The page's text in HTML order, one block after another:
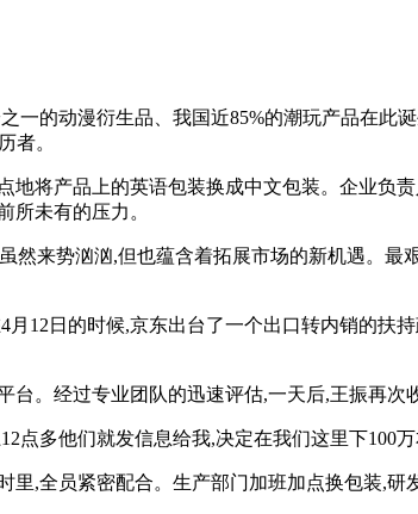
一的动漫衍生品、我国近85%的潮玩产品在
者。
将产品上的英语包装换成中文包装。企业负
所未有的压力。
然来势汹汹,但也蕴含着拓展市场的新机遇。
12日的时候,京东出台了一个出口转内销的
。经过专业团队的迅速评估,一天后,王振再次
点多他们就发信息给我,决定在我们这里下100
里,全员紧密配合。生产部门加班加点换包装,